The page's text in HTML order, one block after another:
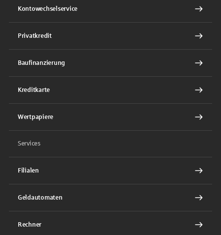
Kontowechselservice
Privatkredit
Baufinanzierung
Kreditkarte
Wertpapiere
Services
Filialen
Geldautomaten
Rechner